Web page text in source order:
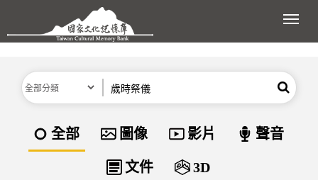
跳到主要內容區塊
展
分類 搜尋
資料類型
全部 圖像 影片 聲音
文件 3D